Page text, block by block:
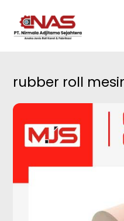
content
rubber roll